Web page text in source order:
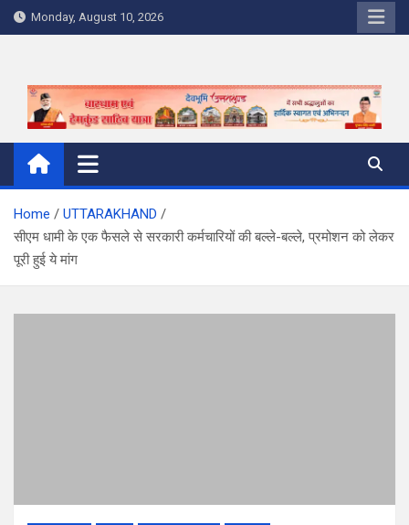
Skip
to
Monday, August 10, 2026
Home
UTTARAKHAND
सीएम धामी के एक फैसले से सरकारी कर्मचारियों की बल्‍ले-बल्‍ले, प्रमोशन को लेकर
पूरी हुई ये मांग